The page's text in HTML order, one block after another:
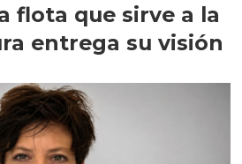
flota que sirve a la
entrega su visión